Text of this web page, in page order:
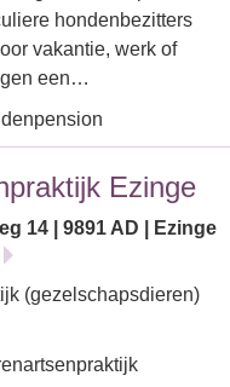
hondenbezitters
vakantie, werk of
een…
Ezinge
14 | 9891 AD | Ezinge
(gezelschapsdieren)